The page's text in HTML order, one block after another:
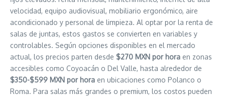
velocidad, equipo audiovisual, mobiliario ergonómico, aire
acondicionado y personal de limpieza. Al optar por la renta de
salas de juntas, estos gastos se convierten en variables y
controlables. Según opciones disponibles en el mercado
actual, los precios parten desde $270 MXN por hora en zonas
accesibles como Coyoacán o Del Valle, hasta alrededor de
$350-$599 MXN por hora en ubicaciones como Polanco o
Roma. Para salas más grandes o premium, los costos pueden